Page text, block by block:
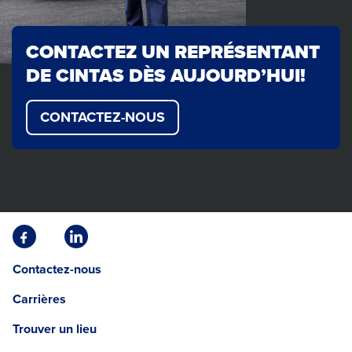
CONTACTEZ UN REPRÉSENTANT
DE CINTAS DÈS AUJOURD’HUI!
CONTACTEZ-NOUS
Facebook
Opens
in
new
window.
Linkedin
Opens
in
window.
Contactez-nous
Carrières
Trouver un lieu